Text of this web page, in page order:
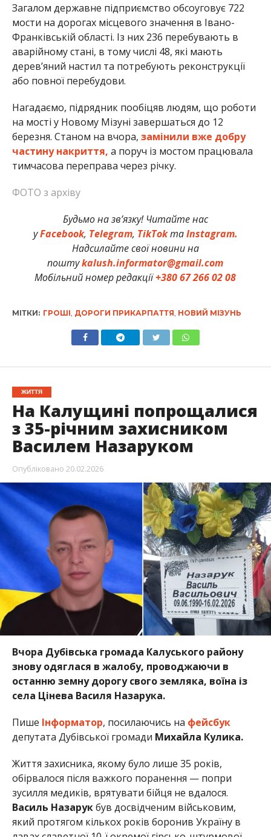
Загалом державне підприємство обсоуговує 722
мости на дорогах місцевого значення в Івано-
Франківській області. Із них 236 перебувають в
аварійному стані, в тому числі 48, які мають
дерев’яний настил та потребують реконструкції
або повної перебудови.
Нагадаємо, підрядник пообіцяв людям, що роботи
на мості у Новому Мізуні завершаться до 12
березня. Станом на вчора, замінили вже добру
частину накриття, а поруч із мостом працювала
тимчасова переправа через річку.
ФОТО з архіву
Будьмо на зв’язку! Читайте нас
уFacebook, Telegram, TikTokтаInstagram.
Надсилайте свої новини на
поштуkalush.informator@gmail.com
Мобільний номер редакції+380 67 266 02 08
МІТКИ: ГРОШІ ДОРОГИ ПРИКАРПАТТЯ НОВИЙ МІЗУНЬ
ЖИТТЯ
На Калущині попрощалися
з 35-річним захисником
Василем Назаруком
Опубліковано 20.02.2026
Вчора Дубівська громада Калуського району
знову одяглася в жалобу, проводжаючи в
останню земну дорогу свого земляка, воїна із
села Цінева Василя Назарука.
Пише Інформатор, посилаючись на фейсбук
депутата Дубівської громади Михайла Кулика.
Життя захисника, якому було лише 35 років,
обірвалося після важкого поранення — попри
зусилля медиків, врятувати бійця не вдалося.
Василь Назарукбув досвідченим військовим,
який протягом кількох років боронив Україну в